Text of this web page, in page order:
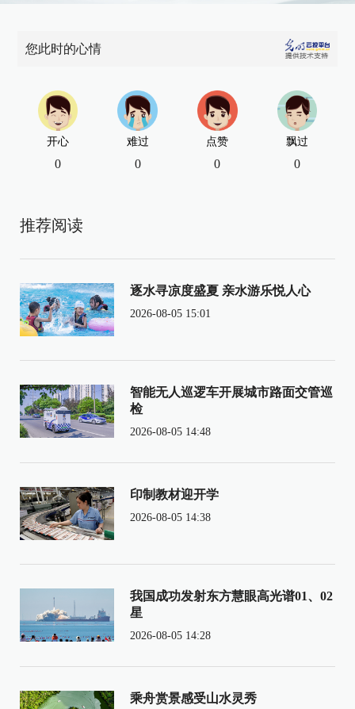
您此时的心情
开心
0
难过
0
点赞
0
飘过
0
推荐阅读
逐水寻凉度盛夏 亲水游乐悦人心
2026-08-05 15:01
智能无人巡逻车开展城市路面交管巡
检
2026-08-05 14:48
印制教材迎开学
2026-08-05 14:38
我国成功发射东方慧眼高光谱01、02
星
2026-08-05 14:28
乘舟赏景感受山水灵秀